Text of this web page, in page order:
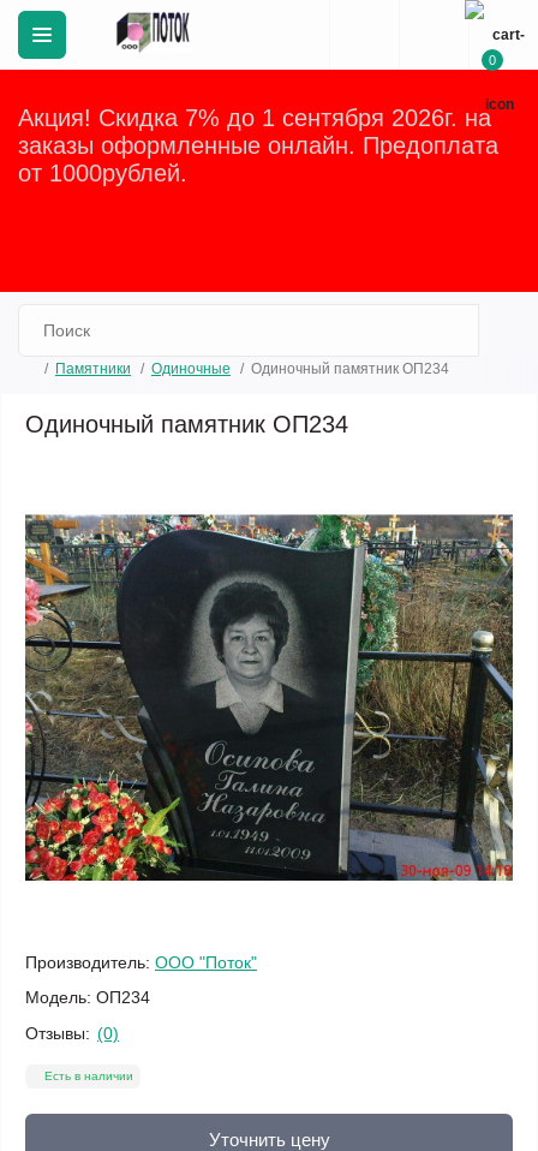
Акция! Скидка 7% до 1 сентября 2026г. на
заказы оформленные онлайн. Предоплата
от 1000рублей.
0
Памятники Одиночные Одиночный памятник ОП234
Одиночный памятник ОП234
Производитель: ООО "Поток"
Модель: ОП234
Отзывы: (0)
Есть в наличии
Уточнить цену